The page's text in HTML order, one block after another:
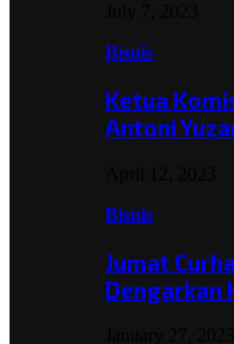
Bisnis
Ketua
Antoni
Bisnis
Jumat
Dengarkan